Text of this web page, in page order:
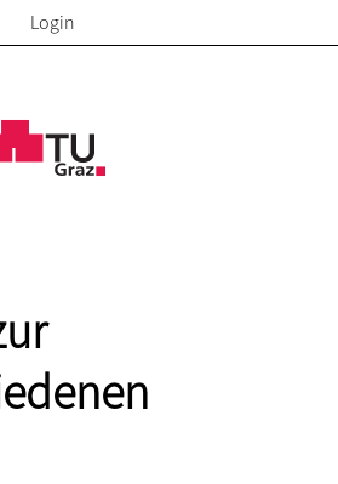
Login